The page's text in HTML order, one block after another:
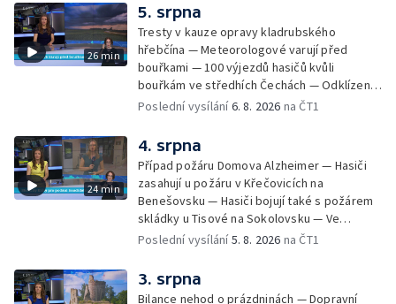
26 min
5. srpna
Tresty v kauze opravy kladrubského
hřebčína — Meteorologové varují před
bouřkami — 100 výjezdů hasičů kvůli
bouřkám ve středhích Čechách — Odklízení
škod po bouřkách — Hasiči likvidovali
Václavském náměstí — Necelý kilometr řeky
Otavy u šumavského Annína je téměř bez
vody — Pátrání po dvou mužích na jezeře
Most — Tábor pro děti odsouzených — Tábor
pomáhá dětem orientovat se na trhu práce
— Začal festival Brutal Assault — Cyklysta
spadl v Karlvoych Varech do řeky —
pastí na hmyz se chytají ptáci
Poslední vysílání6. 8. 2026 na ČT1
24 min
4. srpna
Případ požáru Domova Alzheimer — Hasiči
zasahují u požáru v Křečovicích na
Benešovsku — Hasiči bojují také s požárem
skládky u Tisové na Sokolovsku — Ve
Strážnici na Hodonínsku padl další teplotní
zřítil strop — Požár lesa u šumavských
Nezdic — Modernizace úseku dálnice D8 —
Poslední vysílání5. 8. 2026 na ČT1
3. srpna
Bilance nehod o prázdninách — Dopravní